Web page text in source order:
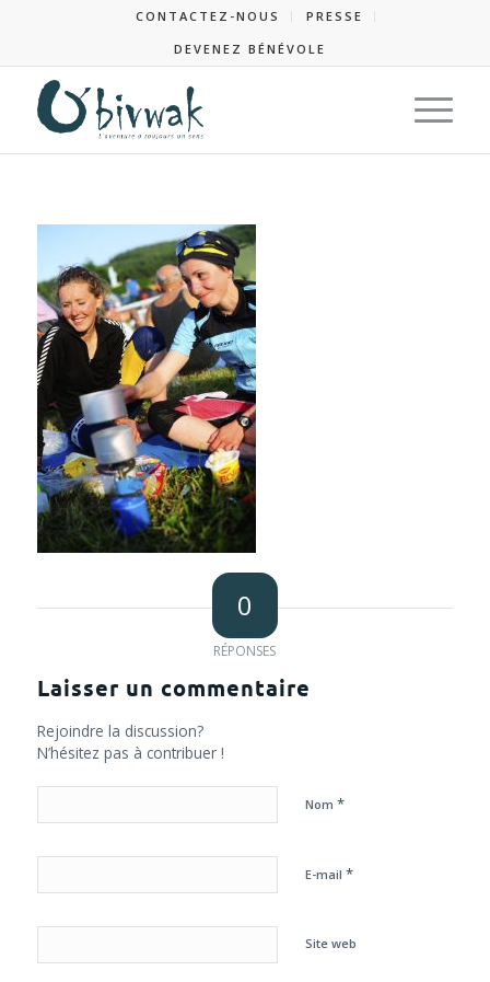
CONTACTEZ-NOUS
PRESSE
DEVENEZ BÉNÉVOLE
0
RÉPONSES
Laisser un commentaire
Rejoindre la discussion?
N’hésitez pas à contribuer !
Nom *
E-mail *
Site web